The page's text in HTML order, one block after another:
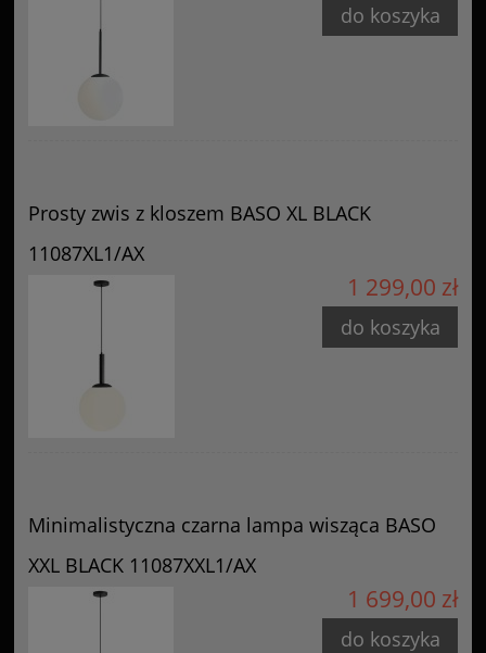
do koszyka
Prosty zwis z kloszem BASO XL BLACK
11087XL1/AX
1 299,00 zł
do koszyka
Minimalistyczna czarna lampa wisząca BASO
XXL BLACK 11087XXL1/AX
1 699,00 zł
do koszyka